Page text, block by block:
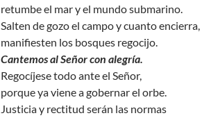
retumbe el mar y el mundo submarino.
Salten de gozo el campo y cuanto encierra,
manifiesten los bosques regocijo.
Cantemos al Señor con alegría.
Regocíjese todo ante el Señor,
porque ya viene a gobernar el orbe.
Justicia y rectitud serán las normas